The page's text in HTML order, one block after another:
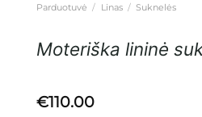
Parduotuvė / Linas / Suknelės
Moteriška lininė
€110.00